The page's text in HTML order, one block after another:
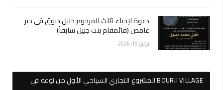
دعوة لإحياء ثالث المرحوم خليل دبوق في دير
عامص (قائمقام بنت جبيل سابقاً)
يوليو 19, 2026
BOURJI VILLAGE المشروع التجاري السياحي الأول من نوعه في